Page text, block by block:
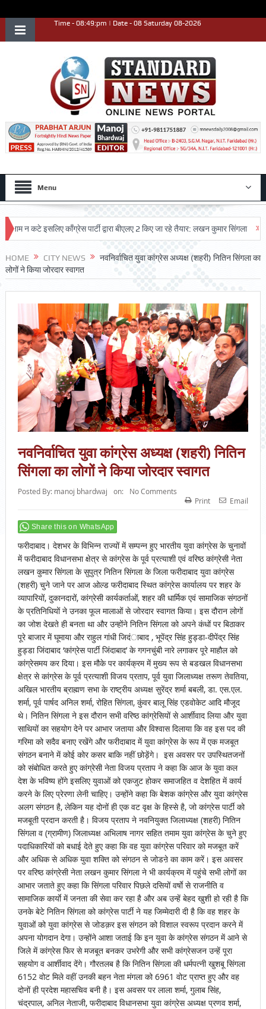
Time - 08:49:pm | Date - 08 Saturday 08-2026
Menu
कटे इसलिए काँग्रेस पार्टी द्वारा बीएलए 2 किए जा रहे तैयार: लखन कुमार सिंगला
HOME CITY NEWS
नवनिर्वाचित युवा कांग्रेस अध्यक्ष (शहरी) नितिन सिंगला का
लोगों ने किया जोरदार स्वागत
नवनिर्वाचित युवा कांग्रेस अध्यक्ष (शहरी) नितिन
सिंगला का लोगों ने किया जोरदार स्वागत
Posted By: manoj bhardwaj on:
No Comments
Print
Email
Share this on WhatsApp
फरीदाबाद। देशभर के विभिन्न राज्यों में सम्पन्न हुए भारतीय युवा कांग्रेस के चुनावों
में फरीदाबाद विधानसभा क्षेत्र से कांग्रेस के पूर्व प्रत्याशी एवं वरिष्ठ कांग्रेसी नेता
लखन कुमार सिंगला के सुपुत्र नितिन सिंगला के जिला फरीदाबाद युवा कांग्रेस
(शहरी) चुने जाने पर आज ओल्ड फरीदाबाद स्थित कांग्रेस कार्यालय पर शहर के
व्यापारियों, दुकानदारों, कांग्रेसी कार्यकर्ताओं, शहर की धार्मिक एवं सामाजिक संगठनों
के प्रतिनिधियों ने उनका फूल मालाओं से जोरदार स्वागत किया। इस दौरान लोगों
का जोश देखते ही बनता था और उन्होंने नितिन सिंगला को अपने कंधों पर बिठाकर
पूरे बाजार में घूमाया और राहुल गांधी जिदंाबाद , भूपेंद्र सिंह हुड्डा-दीपेंद्र सिंह
हुड्डा जिंदाबाद ‘कांग्रेस पार्टी जिंदाबाद’ के गगनचुंबी नारे लगाकर पूरे माहौल को
कांग्रेसमय कर दिया। इस मौके पर कार्यक्रम में मुख्य रूप से बडखल विधानसभा
क्षेत्र से कांग्रेस के पूर्व प्रत्याशी विजय प्रताप, पूर्व युवा जिलाध्यक्ष तरूण तेवतिया,
अखिल भारतीय ब्राह्मण सभा के राष्ट्रीय अध्यक्ष सुरेंद्र शर्मा बबली, डा. एस.एल.
शर्मा, पूर्व पार्षद अनिल शर्मा, रोहित सिंगला, कुंवर बालू सिंह एडवोकेट आदि मौजूद
थे। नितिन सिंगला ने इस दौरान सभी वरिष्ठ कांग्रेसियों से आर्शीवाद लिया और युवा
साथियों का सहयोग देने पर आभार जताया और विश्वास दिलाया कि वह इस पद की
गरिमा को सदैव बनाए रखेंगे और फरीदाबाद में युवा कांग्रेस के रूप में एक मजबूत
संगठन बनाने में कोई कोर कसर बाकि नहीं छोड़ेंगे। इस अवसर पर उपस्थितजनों
को संबोधित करते हुए कांग्रेसी नेता विजय प्रताप ने कहा कि आज के युवा कल
देश के भविष्य होंगे इसलिए युवाओं को एकजुट होकर समाजहित व देशहित में कार्य
करने के लिए प्रेरणा लेनी चाहिए। उन्होंने कहा कि बेशक कांग्रेस और युवा कांग्रेस
अलग संगठन है, लेकिन यह दोनों ही एक वट वृक्ष के हिस्से है, जो कांग्रेस पार्टी को
मजबूती प्रदान करती है। विजय प्रताप ने नवनियुक्त जिलाध्यक्ष (शहरी) नितिन
सिंगला व (ग्रामीण) जिलाध्यक्ष अभिलाष नागर सहित तमाम युवा कांग्रेस के चुने हुए
पदाधिकारियों को बधाई देते हुए कहा कि वह युवा कांग्रेस परिवार को मजबूत करें
और अधिक से अधिक युवा शक्ति को संगठन से जोडऩे का काम करें। इस अवसर
पर वरिष्ठ कांग्रेसी नेता लखन कुमार सिंगला ने भी कार्यक्रम में पहुंचे सभी लोगों का
आभार जताते हुए कहा कि सिंगला परिवार पिछले दसियों वर्षाे से राजनीति व
सामाजिक कार्याे में जनता की सेवा कर रहा है और अब उन्हें बेहद खुशी हो रही है कि
उनके बेटे नितिन सिंगला को कांग्रेस पार्टी ने यह जिम्मेदारी दी है कि वह शहर के
युवाओं को युवा कांग्रेस से जोडक़र इस संगठन को विशाल स्वरूप प्रदान करने में
अपना योगदान देगा। उन्होंने आशा जताई कि इन युवा के कांग्रेस संगठन में आने से
जिले में कांग्रेस फिर से मजबूत बनकर उभरेगी और सभी कांग्रेसजन उन्हें पूरा
सहयोग व आर्शीवाद देंगे। गौरतलब है कि नितिन सिंगला की धर्मपत्नी खुशबू सिंगला
6152 वोट मिले वहीं उनकी बहन नेता मंगला को 6961 वोट प्राप्त हुए और वह
दोनों ही प्रदेश महासचिव बनी है। इस अवसर पर लाला शर्मा, गुलाब सिंह,
चंद्रपाल, अनिल नेताजी, फरीदाबाद विधानसभा युवा कांग्रेस अध्यक्ष प्रणव शर्मा,